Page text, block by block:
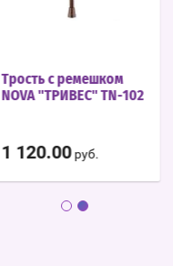
Трость с ремешком
NOVA "ТРИВЕС" TN-102
1 120.00руб.